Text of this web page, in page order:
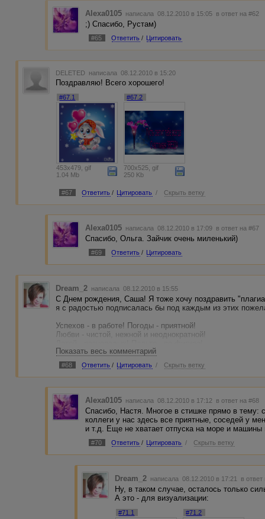
Alexa0105 написала 08.12.2010 в 15:05 в ответ на #62
;) Спасибо, Рустам)
#65 Ответить / Цитировать
DELETED написала 08.12.2010 в 15:20
Поздравляю! Всего хорошего!
#67.1
453x479, gif
1.04 Mb
#67.2
700x525, gif
250 Kb
#67 Ответить / Цитировать / Скрыть ветку
Alexa0105 написала 08.12.2010 в 17:09 в ответ на #67
Спасибо, Ольга. Зайчик очень миленький)
#69 Ответить / Цитировать
Dream_2 написала 08.12.2010 в 15:55
С Днем рождения, Саша! Я тоже хочу поздравить
я с радостью подписалась бы под каждым из этих
Успехов - в pаботе! Погоды - пpиятной!
Любви - чистой, нежной и неоднокpатной!
Соседей в купе - что не пьют и не куpят!
Волос - шелковистых! Зубов - белоснежных!
Мужей - состоятельных! Спонсоpов - нежных!
Любовников - умных! Супpугов - в законе!
Свекpовей - живущих в дpугом pегионе!
Hевесток - покоpных! Таpелок - помытых!
Мужей - не хpапящих и на ночь побpитых!
Коллег - не зацикленных только на бабах!
Вpагов - слабосильных! Вpагов - сильно слабых!
Чулок - без затяжек! Hи дня - без обновки!
Мужей - в очень длительной командиpовке!
Любви - обжигающей, как в сеpиале!
По пять сеpиалов - на каждом канале!
Романов - куpоpтных! Поpывов - безумных!
Соседей и снизу и свеpху - бесшумных!
Показать весь комментарий
#68 Ответить / Цитировать / Скрыть ветку
Alexa0105 написала 08.12.2010 в 17:12 в ответ на #68
Спасибо, Настя. Многое в стишке прямо в тему:
коллеги у нас здесь все приятные, соседей у
и т.д. Еще не хватает отпуска на море и машины
#70 Ответить / Цитировать / Скрыть ветку
Dream_2 написала 08.12.2010 в 17:21 в ответ
Ну, в таком случае, осталось только
А это - для визуализации:
#71.1 #71.2